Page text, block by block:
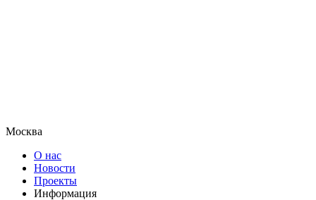
Москва
О нас
Новости
Проекты
Информация